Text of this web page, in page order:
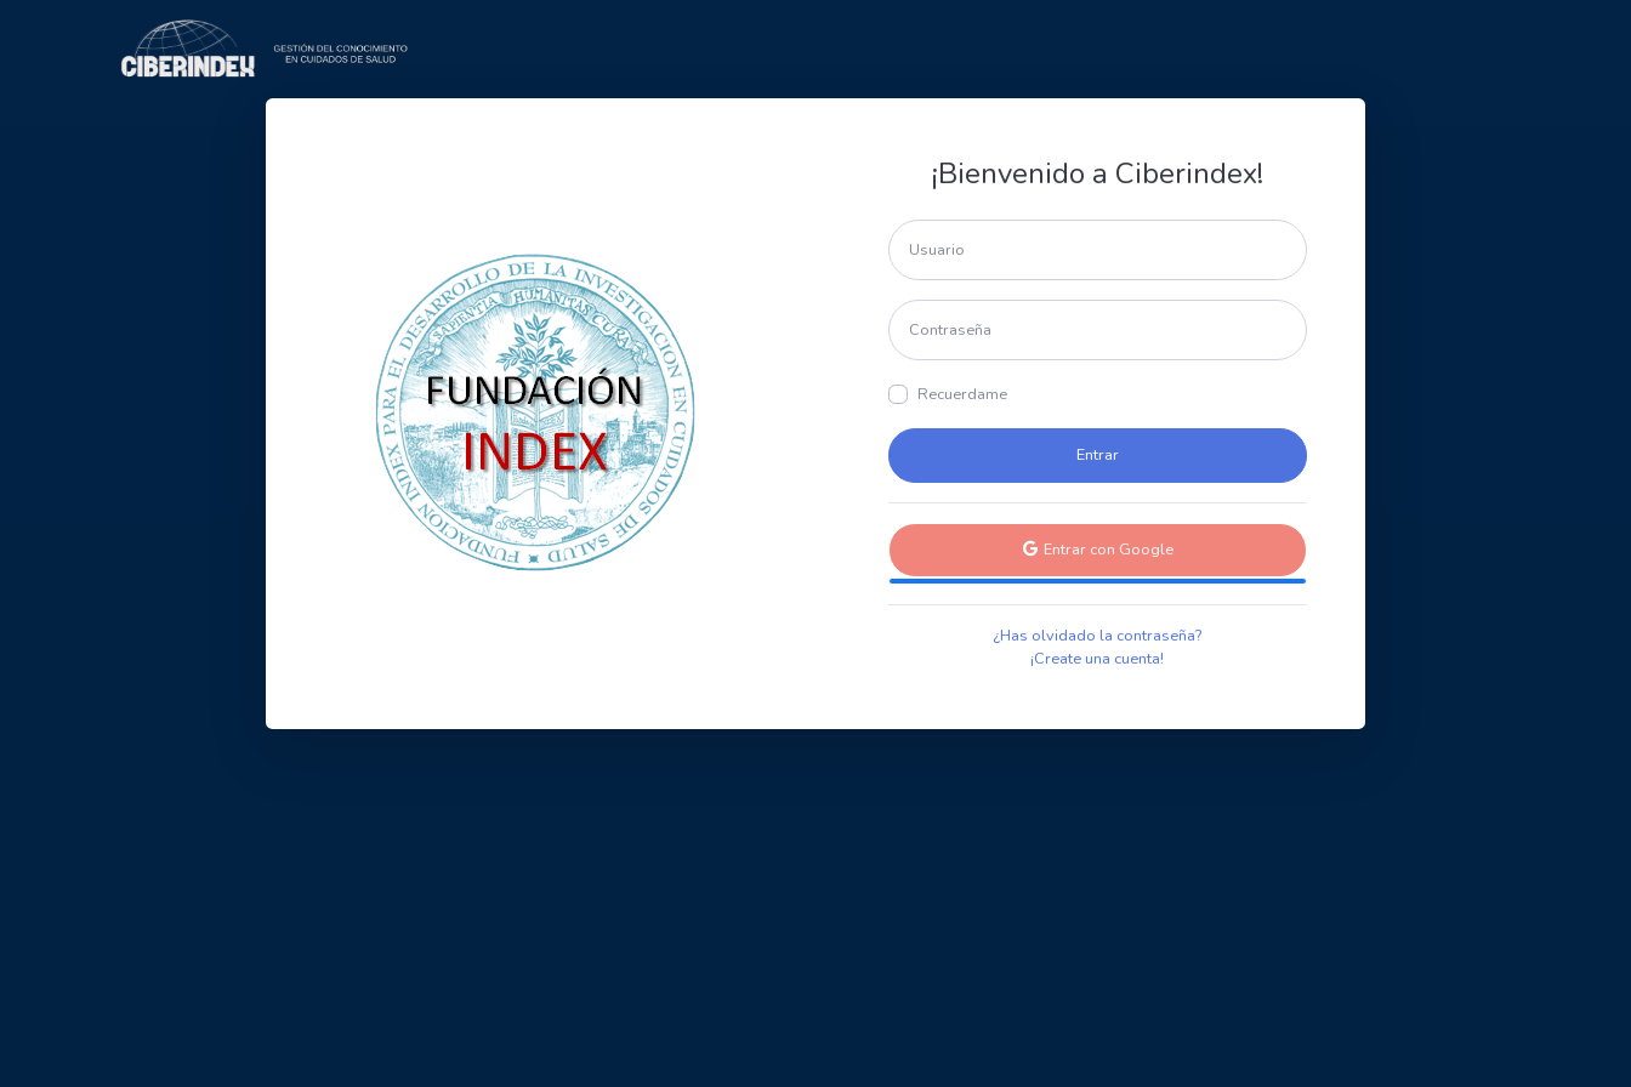
¡Bienvenido a Ciberindex!
Recuerdame
Entrar con Google
¿Has olvidado la contraseña?
¡Create una cuenta!